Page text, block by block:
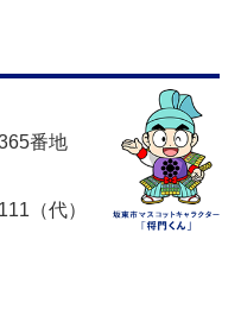
番地
（代）